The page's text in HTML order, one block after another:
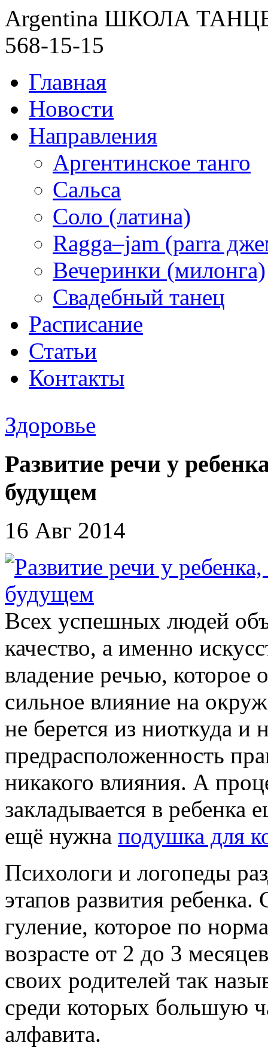
Argentina ШКОЛА
568-15-15
Главная
Новости
Направления
Аргентинское танго
Сальса
Соло (латина)
Ragga–jam (parra
Вечеринки (милонга)
Свадебный танец
Расписание
Статьи
Контакты
Здоровье
Развитие речи у
будущем
16 Авг 2014
Всех успешных людей
качество, а именно
владение речью, которое
сильное влияние на
не берется из ниоткуда и
предрасположенность
никакого влияния. А
закладывается в ребенка
ещё нужна подушка для
Психологи и логопеды
этапов развития
гуление, которое по
возрасте от 2 до 3
своих родителей так
среди которых большую
алфавита.